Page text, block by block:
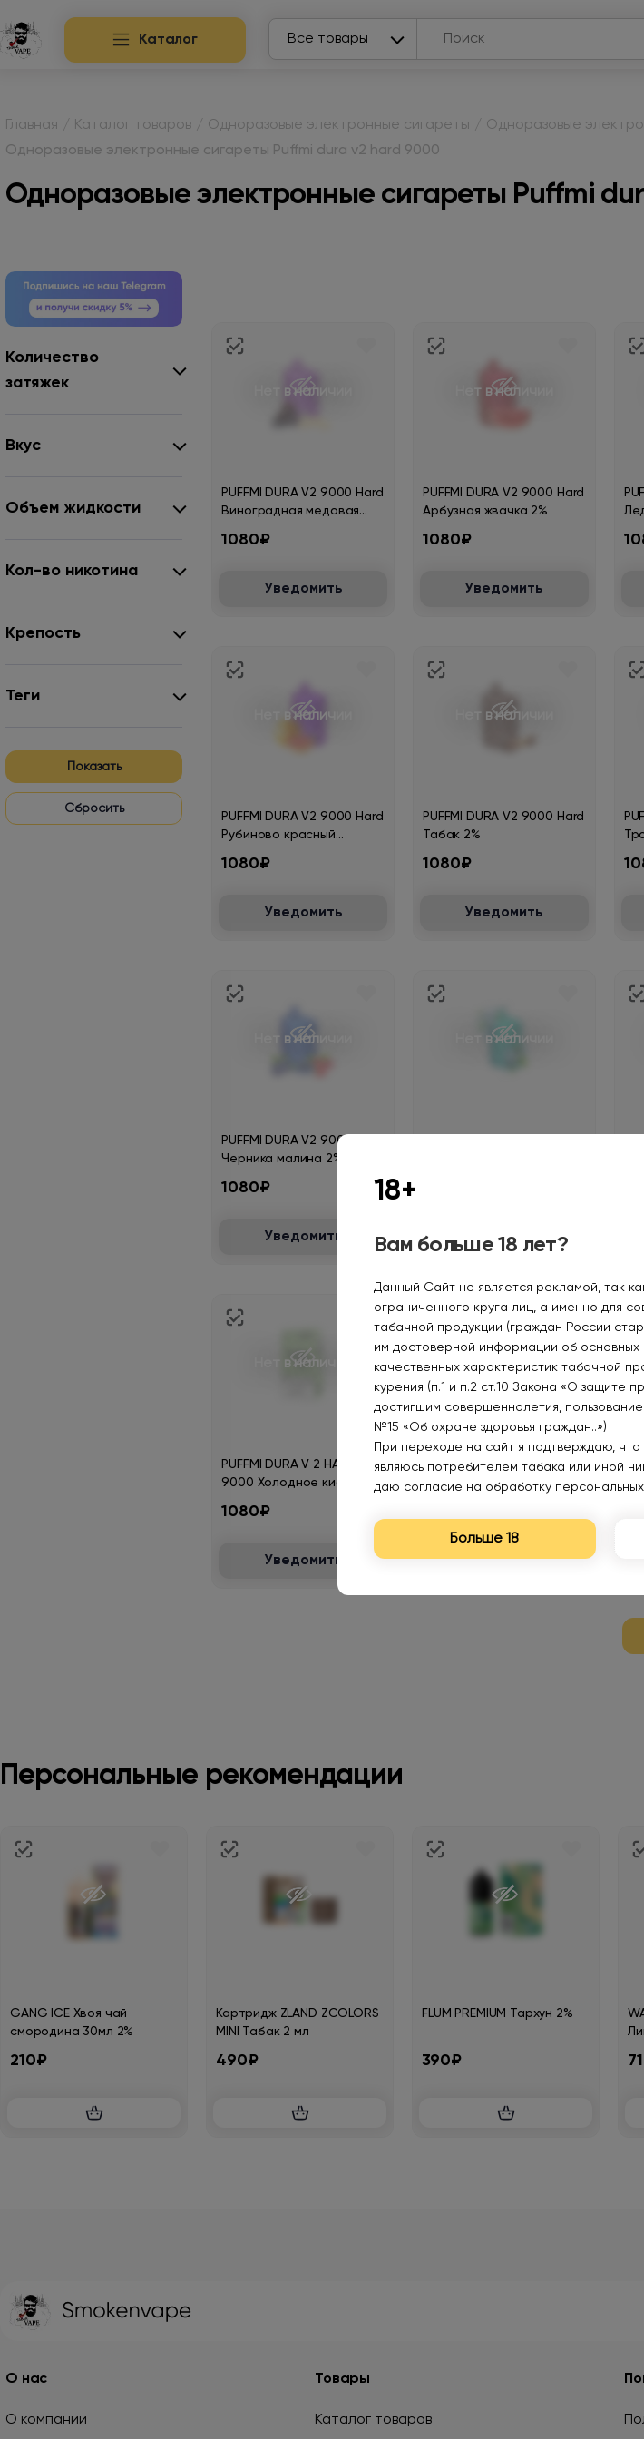
Каталог Все товары
Search
Главная Каталог товаров Одноразовые электронные сигареты Одноразовые
Одноразовые электронные сигареты Puffmi dura v2 hard 9000
Одноразовые электронные сигареты Puffmi
Количество
затяжек
Вкус
Объем жидкости
Кол-во никотина
Крепость
Теги
Показать
Нет в наличии
PUFFMI DURA V2 9000 Hard
Виноградная медовая
1080₽
Уведомить
Нет в наличии
PUFFMI DURA V2 9000 Hard
Арбузная жвачка 2%
1080₽
Уведомить
Нет в наличии
PUFFMI DURA V2 9000 Hard
Рубиново красный
1080₽
Уведомить
Нет в наличии
PUFFMI DURA V2 9000 Hard
Табак 2%
1080₽
Уведомить
Нет в наличии
PUFFMI DURA V2 9000 Hard
Черника малина 2%
1080₽
Уведомить
Нет в наличии
Уведомить
Нет в наличии
PUFFMI DURA V 2 HARD
9000 Холодное кислое
1080₽
Уведомить
Нет в наличии
PUFFMI DURA V 2 HARD
9000 Мятный мохито
Уведомить
Персональные рекомендации
GANG ICE Хвоя чай
смородина 30мл 2%
210₽
Картридж ZLAND ZCOLORS
MINI Табак 2 мл
490₽
FLUM PREMIUM Тархун 2%
390₽
О нас
О компании
Товары
Каталог товаров
18+
Вам больше 18 лет?
Данный Сайт не является рекламой, так
ограниченного круга лиц, а именно для
табачной продукции (граждан России
им достоверной информации об основных
качественных характеристик табачной
курения (п.1 и п.2 ст.10 Закона «О защите
достигшим совершеннолетия,
№15 «Об охране здоровья граждан..»)
При переходе на сайт я подтверждаю, что
являюсь потребителем табака или иной
даю согласие на обработку
Больше 18